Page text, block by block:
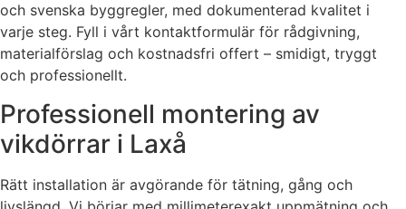
och svenska byggregler, med dokumenterad kvalitet i
varje steg. Fyll i vårt kontaktformulär för rådgivning,
materialförslag och kostnadsfri offert – smidigt, tryggt
och professionellt.
Professionell montering av
vikdörrar i Laxå
Rätt installation är avgörande för tätning, gång och